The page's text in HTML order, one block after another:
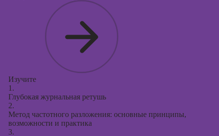
Изучите
1.
Глубокая журнальная ретушь
2.
Метод частотного разложения: основные принципы,
возможности и практика
3.